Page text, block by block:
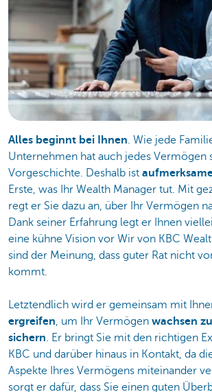
Alles beginnt bei Ihnen. Wie jede
Unternehmen hat auch jedes Vermögen
Vorgeschichte. Deshalb ist
Erste, was Ihr Wealth Manager tut. Mit
regt er Sie dazu an, über Ihr Vermögen
Dank seiner Erfahrung legt er Ihnen
eine kühne Vision vor Wir von KBC
sind der Meinung, dass guter Rat nicht
kommt.
Letztendlich wird er gemeinsam mit
ergreifen, um Ihr Vermögen wachsen
sichern. Er bringt Sie mit den richtigen
KBC und darüber hinaus in Kontakt, da
Aspekte Ihres Vermögens miteinander
sorgt er dafür, dass Sie einen guten